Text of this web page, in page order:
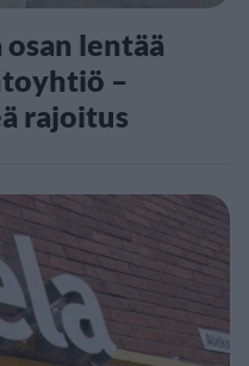
lentää
–
rajoitus